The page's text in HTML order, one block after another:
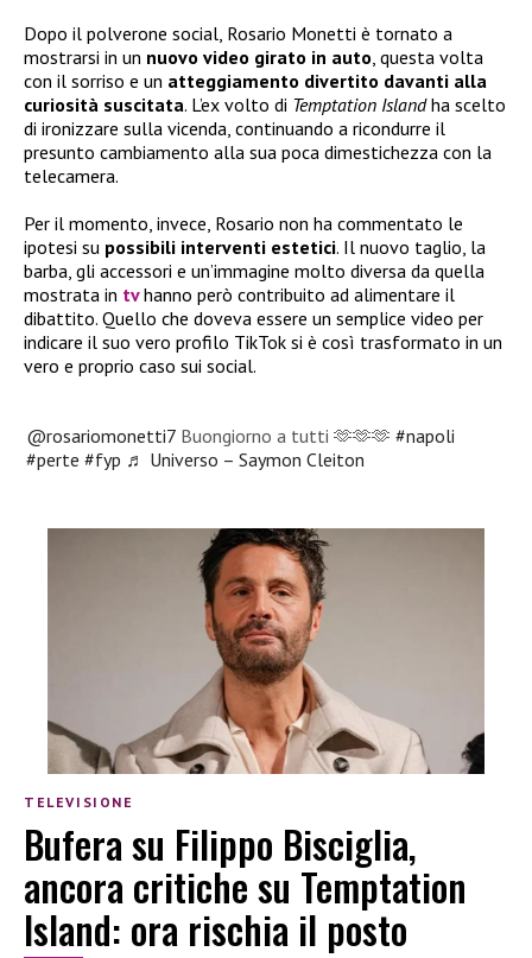
Dopo il polverone social, Rosario Monetti è tornato a
mostrarsi in un nuovo video girato in auto, questa volta
con il sorriso e un atteggiamento divertito davanti alla
curiosità suscitata. L’ex volto di Temptation Islandha scelto
di ironizzare sulla vicenda, continuando a ricondurre il
presunto cambiamento alla sua poca dimestichezza con la
telecamera.
Per il momento, invece, Rosario non ha commentato le
ipotesi su possibili interventi estetici. Il nuovo taglio, la
barba, gli accessori e un’immagine molto diversa da quella
mostrata in tvhanno però contribuito ad alimentare il
dibattito. Quello che doveva essere un semplice video per
indicare il suo vero profilo TikTok si è così trasformato in un
vero e proprio caso sui social.
@rosariomonetti7 Buongiorno a tutti 🫶🫶🫶#napoli
#perte #fyp ♬ Universo – Saymon Cleiton
TELEVISIONE
Bufera su Filippo Bisciglia,
ancora critiche su Temptation
Island: ora rischia il posto